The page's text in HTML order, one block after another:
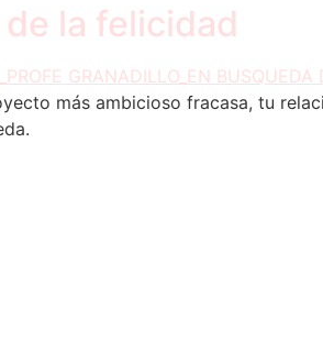
de la felicidad
más ambicioso fracasa, tu